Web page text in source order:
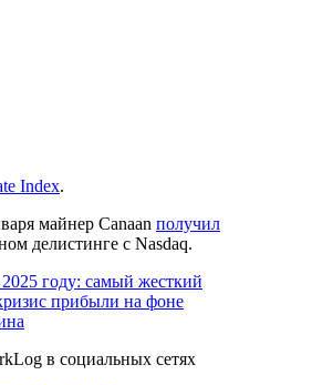
Index.
майнер Canaan получил
делистинге с Nasdaq.
году: самый жесткий
прибыли на фоне
в социальных сетях